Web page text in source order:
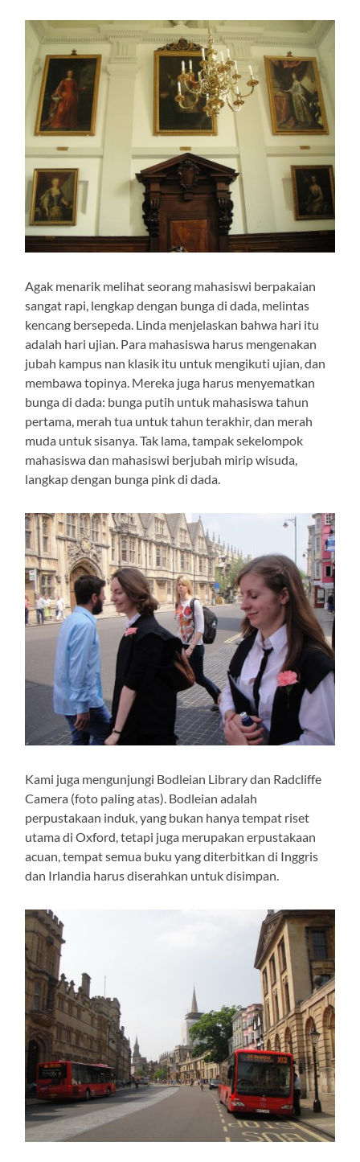
Agak menarik melihat seorang mahasiswi berpakaian
sangat rapi, lengkap dengan bunga di dada, melintas
kencang bersepeda. Linda menjelaskan bahwa hari itu
adalah hari ujian. Para mahasiswa harus mengenakan
jubah kampus nan klasik itu untuk mengikuti ujian, dan
membawa topinya. Mereka juga harus menyematkan
bunga di dada: bunga putih untuk mahasiswa tahun
pertama, merah tua untuk tahun terakhir, dan merah
muda untuk sisanya. Tak lama, tampak sekelompok
mahasiswa dan mahasiswi berjubah mirip wisuda,
langkap dengan bunga pink di dada.
Kami juga mengunjungi Bodleian Library dan Radcliffe
Camera (foto paling atas). Bodleian adalah
perpustakaan induk, yang bukan hanya tempat riset
utama di Oxford, tetapi juga merupakan erpustakaan
acuan, tempat semua buku yang diterbitkan di Inggris
dan Irlandia harus diserahkan untuk disimpan.